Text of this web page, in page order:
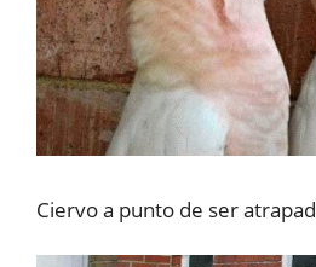
Ciervo a punto de ser